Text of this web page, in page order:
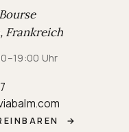
Frankreich
Uhr
→